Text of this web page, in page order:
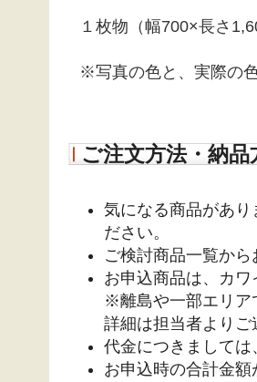
１枚物（幅700×長さ
※写真の色と、実際の
ご注文方法・納品
気になる商品があ
ださい。
ご検討商品一覧か
お申込商品は、カ
※離島や一部エリア
詳細は担当者より
代金につきまして
お申込時の合計金